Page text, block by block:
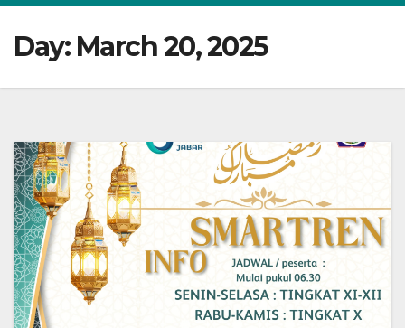
Day: March 20, 2025